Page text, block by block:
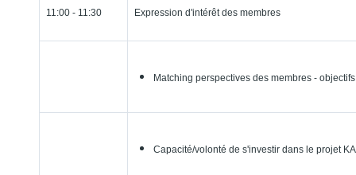
11:00 - 11:30 Expression d'intérêt des membres
Matching perspectives des membres -
Capacité/volonté de s'investir dans le projet KA